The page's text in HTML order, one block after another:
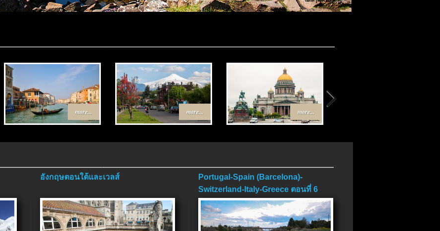
more... more... more...
อังกฤษตอนใต้และเวลส์
Portugal-Spain (Barcelona)-
Switzerland-Italy-Greece ตอนที่ 6
ตอนจบ